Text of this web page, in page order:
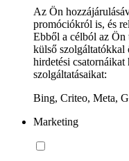
Az Ön
promóciókról is, és
Ebből a célból az Ön
külső szolgáltatókkal
hirdetési
szolgáltatásaikat:
Bing, Criteo, Meta,
Marketing